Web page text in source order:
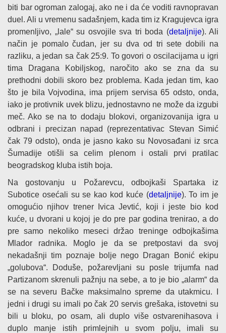
biti bar ogroman zalogaj, ako ne i da će voditi ravnopravan
duel. Ali u vremenu sadašnjem, kada tim iz Kragujevca igra
promenljivo, „lale“ su osvojile sva tri boda (detaljnije). Ali
način je pomalo čudan, jer su dva od tri sete dobili na
razliku, a jedan sa čak 25:9. To govori o oscilacijama u igri
tima Dragana Kobiljskog, naročito ako se zna da su
prethodni dobili skoro bez problema. Kada jedan tim, kao
što je bila Vojvodina, ima prijem servisa 65 odsto, onda,
iako je protivnik uvek blizu, jednostavno ne može da izgubi
meč. Ako se na to dodaju blokovi, organizovanija igra u
odbrani i precizan napad (reprezentativac Stevan Simić
čak 79 odsto), onda je jasno kako su Novosađani iz srca
Šumadije otišli sa celim plenom i ostali prvi pratilac
beogradskog kluba istih boja.
Na gostovanju u Požarevcu, odbojkaši Spartaka iz
Subotice osećali su se kao kod kuće (detaljnije). To im je
omogućio njihov trener Ivica Jevtić, koji i jeste bio kod
kuće, u dvorani u kojoj je do pre par godina trenirao, a do
pre samo nekoliko meseci držao treninge odbojkašima
Mlador radnika. Moglo je da se pretpostavi da svoj
nekadašnji tim poznaje bolje nego Dragan Bonić ekipu
„golubova“. Doduše, požarevljani su posle trijumfa nad
Partizanom skrenuli pažnju na sebe, a to je bio „alarm“ da
se na severu Bačke maksimalno spreme da utakmicu. I
jedni i drugi su imali po čak 20 servis grešaka, istovetni su
bili u bloku, po osam, ali duplo više ostvarenihasova i
duplo manje istih primlejnih u svom polju, imali su